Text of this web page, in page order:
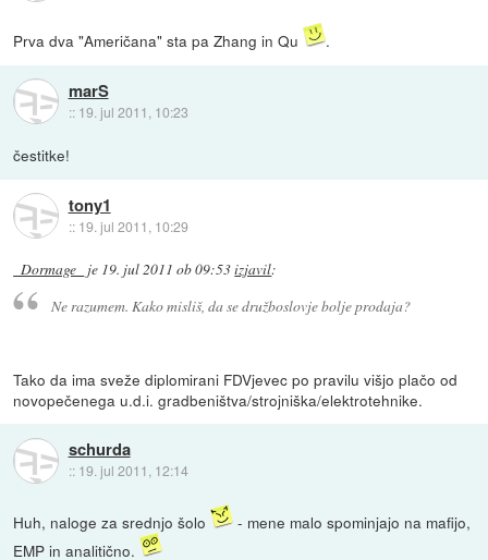
Prva dva "Američana" sta pa Zhang in Qu .
marS
:: 19. jul 2011, 10:23
čestitke!
tony1
:: 19. jul 2011, 10:29
_Dormage_ je 19. jul 2011 ob 09:53izjavil:
Ne razumem. Kako misliš, da se družboslovje bolje prodaja?
Tako da ima sveže diplomirani FDVjevec po pravilu višjo plačo od
novopečenega u.d.i. gradbeništva/strojniška/elektrotehnike.
schurda
:: 19. jul 2011, 12:14
Huh, naloge za srednjo šolo
- mene malo spominjajo na mafijo,
EMP in analitično.